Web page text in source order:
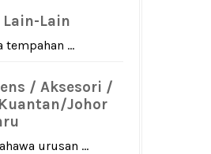
Lain-Lain
tempahan ...
/ Aksesori /
Johor
urusan ...